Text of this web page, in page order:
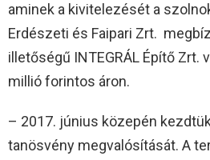
aminek a kivitelezését a
Erdészeti és Faipari Zrt.
illetőségű INTEGRÁL Építő Zrt.
millió forintos áron.
– 2017. június közepén
tanösvény megvalósítását. A